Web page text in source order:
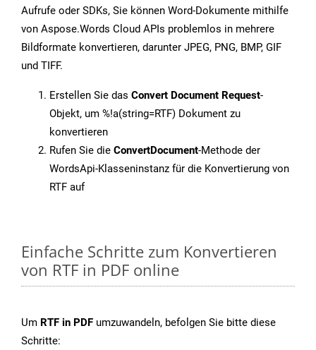
Aufrufe oder SDKs, Sie können Word-Dokumente mithilfe
von Aspose.Words Cloud APIs problemlos in mehrere
Bildformate konvertieren, darunter JPEG, PNG, BMP, GIF
und TIFF.
Erstellen Sie das Convert Document Request-
Objekt, um %!a(string=RTF) Dokument zu
konvertieren
Rufen Sie die ConvertDocument-Methode der
WordsApi-Klasseninstanz für die Konvertierung von
RTF auf
Einfache Schritte zum Konvertieren
von RTF in PDF online
Um RTF in PDF umzuwandeln, befolgen Sie bitte diese
Schritte: